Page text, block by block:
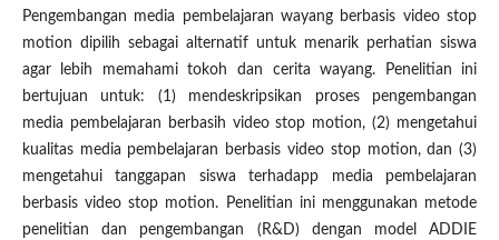
Pengembangan media pembelajaran wayang berbasis video stop
motion dipilih sebagai alternatif untuk menarik perhatian siswa
agar lebih memahami tokoh dan cerita wayang. Penelitian ini
bertujuan untuk: (1) mendeskripsikan proses pengembangan
media pembelajaran berbasih video stop motion, (2) mengetahui
kualitas media pembelajaran berbasis video stop motion, dan (3)
mengetahui tanggapan siswa terhadapp media pembelajaran
berbasis video stop motion. Penelitian ini menggunakan metode
penelitian dan pengembangan (R&D) dengan model ADDIE